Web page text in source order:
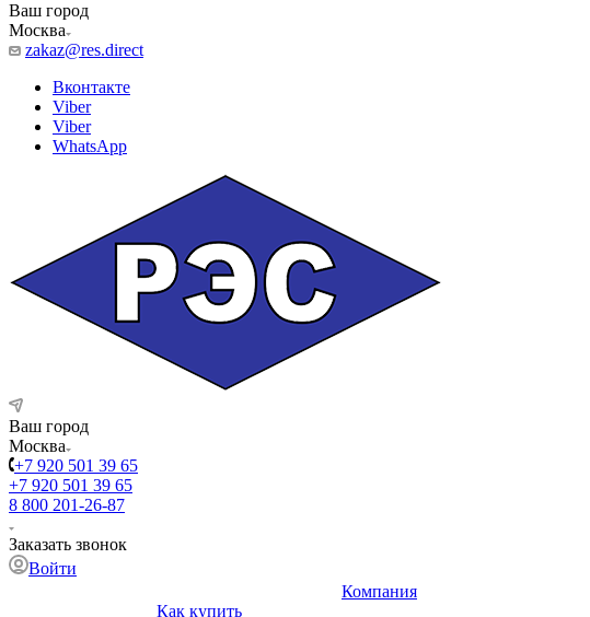
Ваш город
Москва
zakaz@res.direct
Вконтакте
Viber
Viber
WhatsApp
Ваш город
Москва
+7 920 501 39 65
+7 920 501 39 65
8 800 201-26-87
Заказать звонок
Войти
Как купить
Компания